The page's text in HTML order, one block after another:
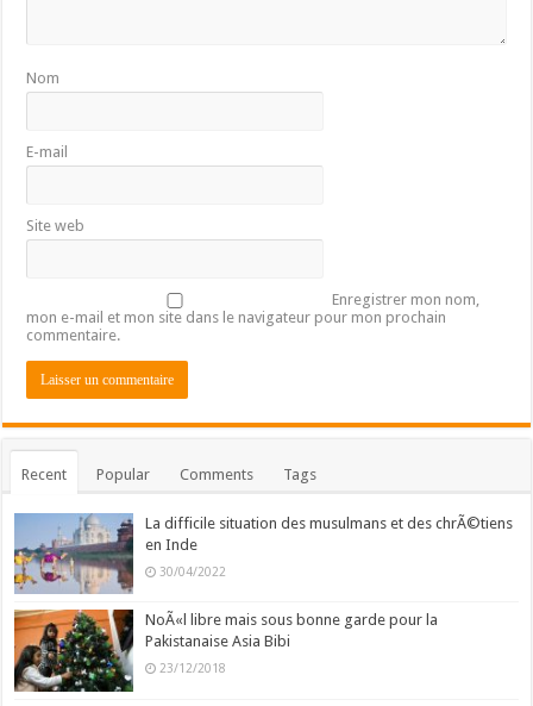
Nom
E-mail
Site web
Enregistrer mon nom,
mon e-mail et mon site dans le navigateur pour mon prochain
commentaire.
Recent Popular Comments Tags
La difficile situation des musulmans et des chrÃ©tiens
en Inde
30/04/2022
NoÃ«l libre mais sous bonne garde pour la
Pakistanaise Asia Bibi
23/12/2018